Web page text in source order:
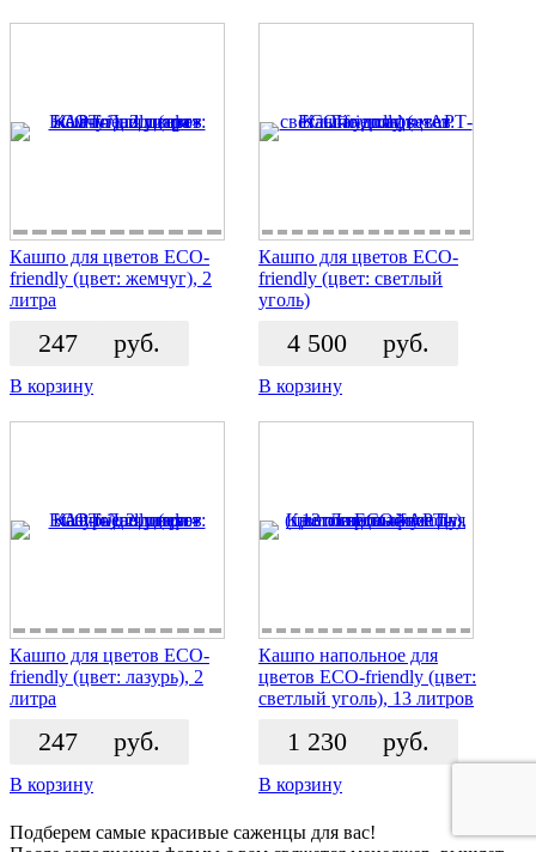
Кашпо для цветов ECO-
friendly (цвет: жемчуг), 2
литра
247 руб.
В корзину
Кашпо для цветов ECO-
friendly (цвет: светлый
уголь)
4 500 руб.
В корзину
Кашпо для цветов ECO-
friendly (цвет: лазурь), 2
литра
247 руб.
В корзину
Кашпо напольное для
цветов ECO-friendly (цвет:
светлый уголь), 13 литров
1 230 руб.
В корзину
Подберем самые красивые саженцы для вас!